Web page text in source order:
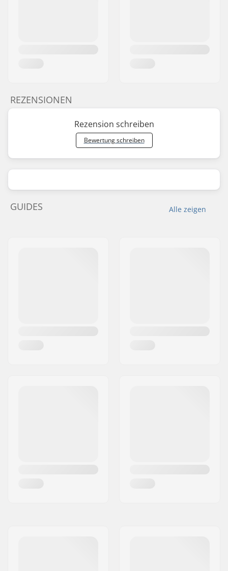
REZENSIONEN
Rezension schreiben
Bewertung schreiben
Alle zeigen
GUIDES